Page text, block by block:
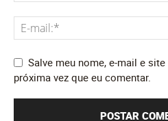
Salve meu nome, e-mail e
próxima vez que eu comentar.